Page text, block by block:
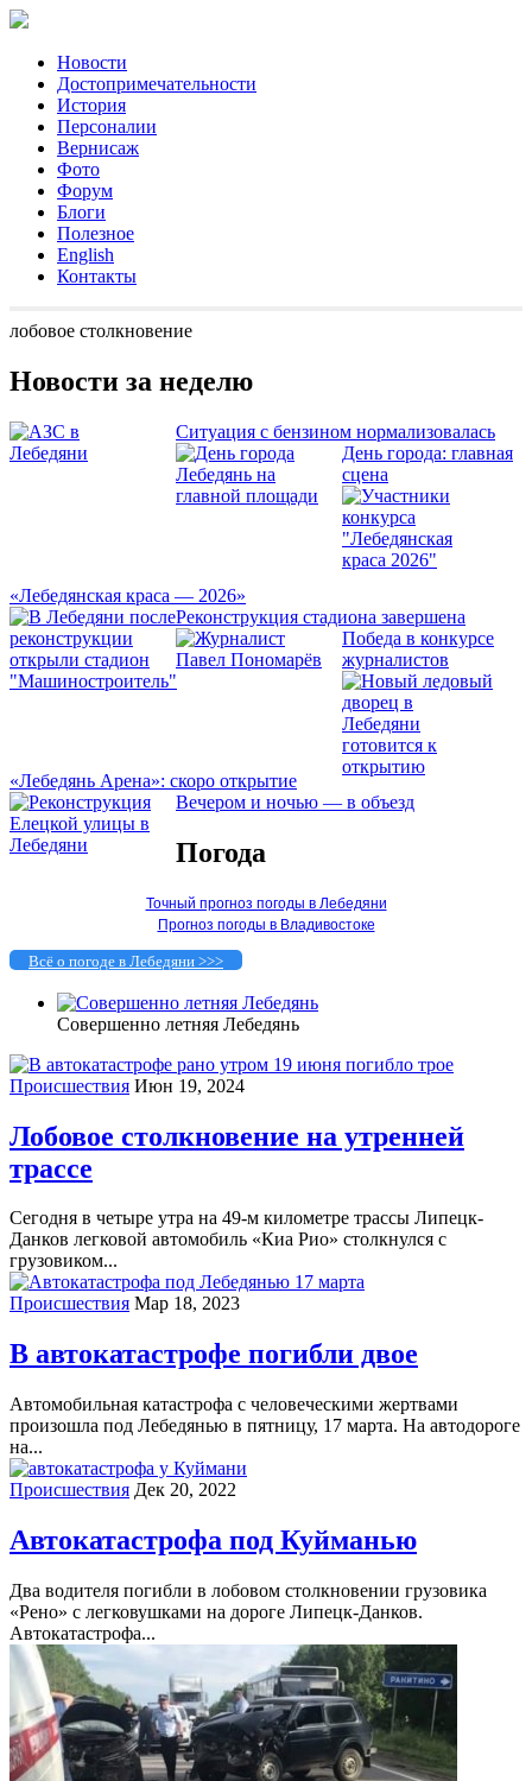
Новости
Достопримечательности
История
Персоналии
Вернисаж
Фото
Форум
Блоги
Полезное
English
Контакты
лобовое столкновение
Новости за неделю
Ситуация с бензином нормализовалась
День города: главная
сцена
«Лебедянская краса — 2026»
Реконструкция стадиона завершена
Победа в конкурсе
журналистов
«Лебедянь Арена»: скоро открытие
Вечером и ночью — в объезд
Погода
Точный прогноз погоды в Лебедяни
Прогноз погоды в Владивостоке
Всё о погоде в Лебедяни >>>
Совершенно летняя Лебедянь
Происшествия Июн 19, 2024
Лобовое столкновение на утренней
трассе
Сегодня в четыре утра на 49-м километре трассы Липецк-
Данков легковой автомобиль «Киа Рио» столкнулся с
грузовиком...
Происшествия Мар 18, 2023
В автокатастрофе погибли двое
Автомобильная катастрофа с человеческими жертвами
произошла под Лебедянью в пятницу, 17 марта. На автодороге
на...
Происшествия Дек 20, 2022
Автокатастрофа под Куйманью
Два водителя погибли в лобовом столкновении грузовика
«Рено» с легковушками на дороге Липецк-Данков.
Автокатастрофа...